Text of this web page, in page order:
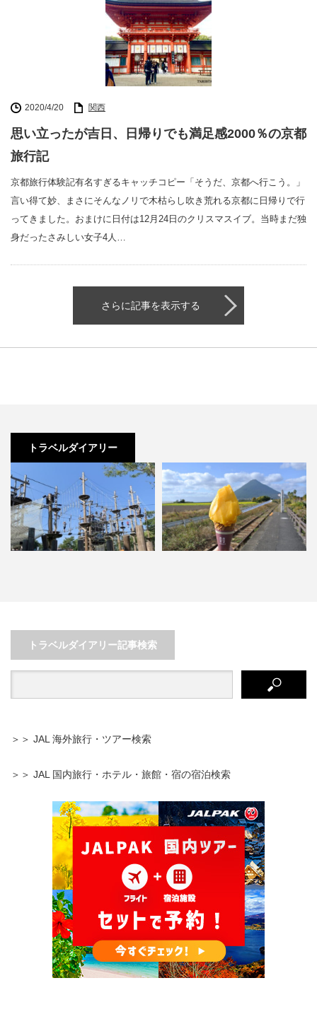
2020/4/20 関西
思い立ったが吉日、日帰りでも満足感2000％の京都
旅行記
京都旅行体験記有名すぎるキャッチコピー「そうだ、京都へ行こう。」
言い得て妙、まさにそんなノリで木枯らし吹き荒れる京都に日帰りで行
ってきました。おまけに日付は12月24日のクリスマスイブ。当時まだ独
身だったさみしい女子4人…
さらに記事を表示する
トラベルダイアリー
トラベルダイアリー記事検索
＞＞ JAL 海外旅行・ツアー検索
＞＞ JAL 国内旅行・ホテル・旅館・宿の宿泊検索